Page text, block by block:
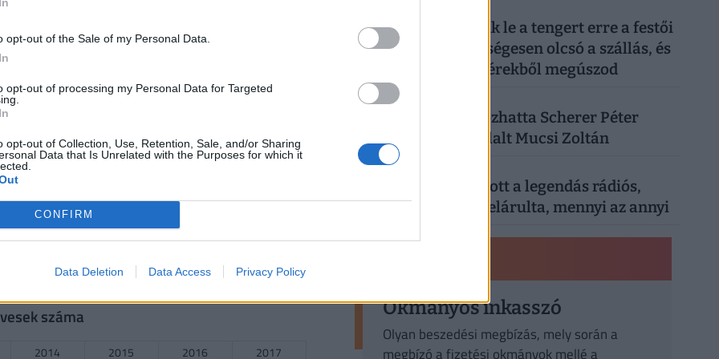
opt-out of the Sale of my Personal Data.
opt-out of processing my Personal Data for Targeted
opt-out of Collection, Use, Retention, Sale, and/or Sharing
Data that Is Unrelated with the Purposes for which it
CONFIRM
Data Deletion Data Access Privacy Policy
48.86 48.811 52.095 n.a.
2014 2015 2016
2017
296.133 295.867 287.833 282.233
száma
2014 2015 2016
2017
Tömegek cserélik le a tengert erre a festői
vízpartra: nevetségesen olcsó a szállás, és
a vacsorát is fillérekből megúszod
4 SZÓRAKOZÁS
Kiderült, mi okozhatta Scherer Péter
halálát: megszólalt Mucsi Zoltán
5 SZÓRAKOZÁS
Nyugdíjáról vallott a legendás rádiós,
Bochkor Gábor: elárulta, mennyi az annyi
Okmányos inkasszó
Olyan beszedési megbízás, mely során a
megbízó a fizetési okmányok mellé a